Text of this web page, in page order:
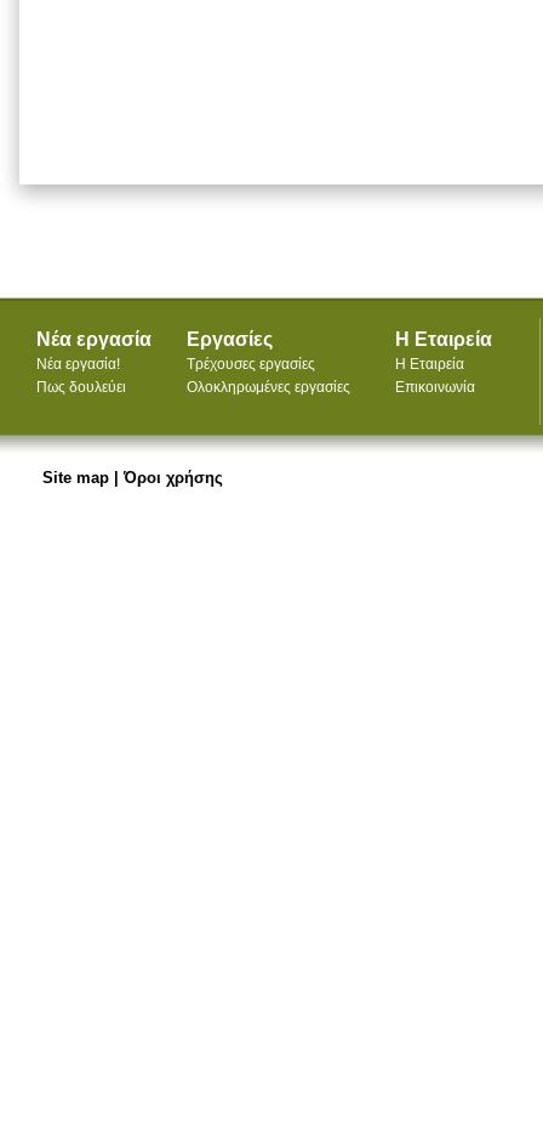
Νέα εργασία
Νέα εργασία!
Πως δουλεύει
Εργασίες
Τρέχουσες εργασίες
Ολοκληρωμένες εργασίες
Η Εταιρεία
Η Εταιρεία
Επικοινωνία
Site map |Όροι χρήσης